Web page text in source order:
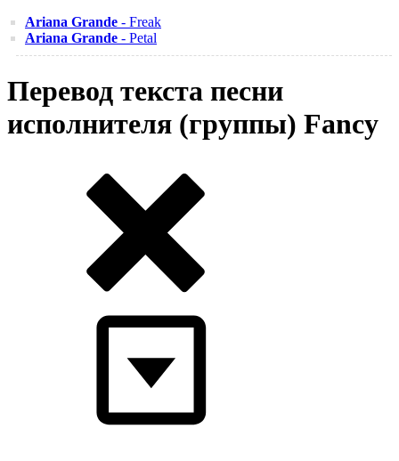
Ariana Grande - Freak
Ariana Grande - Petal
Перевод текста песни
исполнителя (группы) Fancy